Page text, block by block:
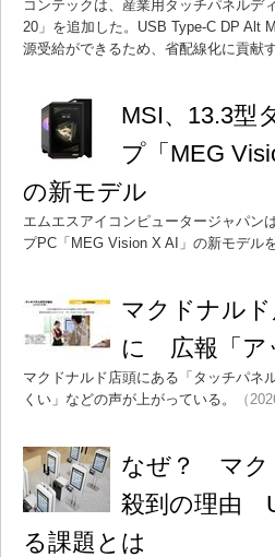
コンテックは、産業用タッチパネルデ
20」を追加した。USB Type-C DP Alt
源受給ができるため、省配線化に貢献す
MSI、13.3型
プ「MEG
の新モデル
エムエスアイコンピュータージャパン
プPC「MEG Vision X AI」の新モデル
マクドナル
に 広報「ア
マクドナルド店頭にある「タッチパネ
くい」などの声が上がっている。
（
なぜ？ マク
殺到の理由
る課題とは